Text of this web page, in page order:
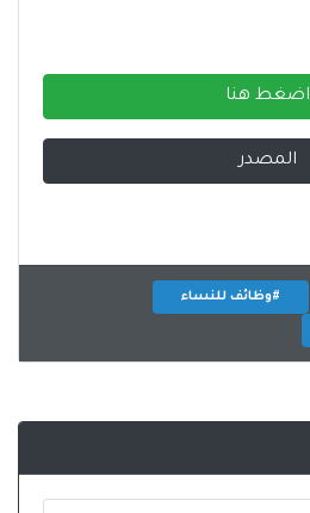
اضغط هنا
المصدر
#وظائف للنساء